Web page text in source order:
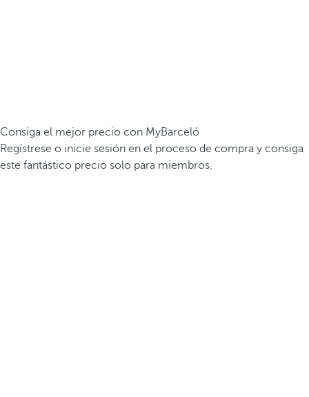
Consiga el mejor precio con MyBarceló
Regístrese o inicie sesión en el proceso de compra y consiga
este fantástico precio solo para miembros.